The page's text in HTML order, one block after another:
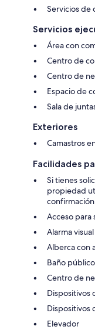
Servicios de
Servicios
Área con
Centro de
Centro de
Espacio de
Sala de
Exteriores
Camastros
Facilidades
Si tienes
propiedad
Acceso para
Alarma
Alberca con
Baño
Centro de
Dispositivos
Dispositivos
Elevador